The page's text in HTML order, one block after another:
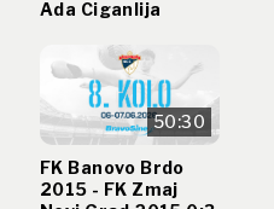
Ada Ciganlija
50:30
FK Banovo Brdo
2015 - FK Zmaj